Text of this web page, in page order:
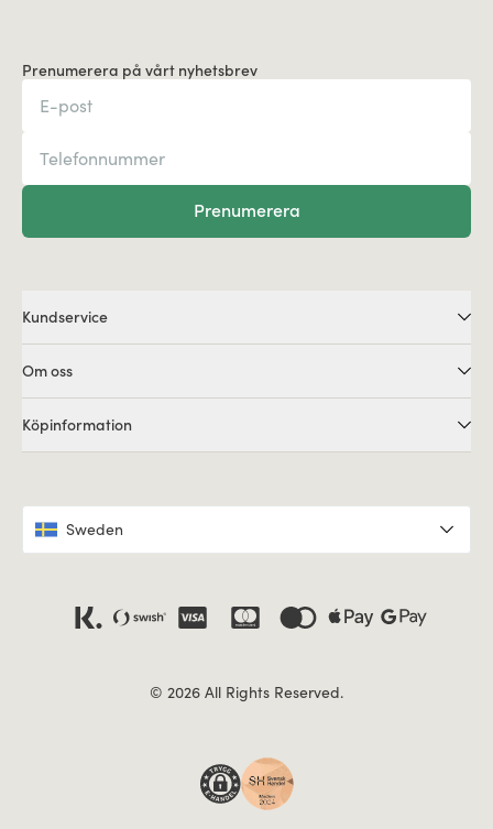
Prenumerera på vårt nyhetsbrev
Prenumerera
© 2026 All Rights Reserved.
Kundservice
Om oss
Köpinformation
Sweden